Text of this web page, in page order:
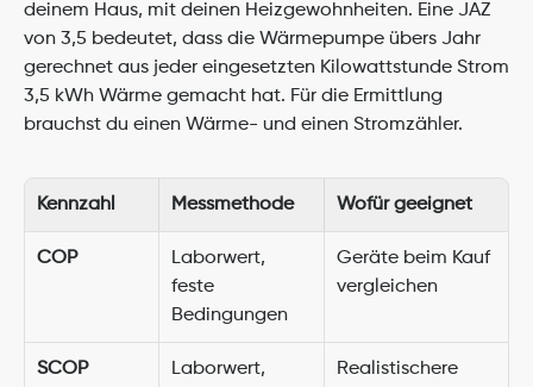
deinem Haus, mit deinen Heizgewohnheiten. Eine JAZ
von 3,5 bedeutet, dass die Wärmepumpe übers Jahr
gerechnet aus jeder eingesetzten Kilowattstunde Strom
3,5 kWh Wärme gemacht hat. Für die Ermittlung
brauchst du einen Wärme- und einen Stromzähler.
Kennzahl Messmethode Wofür geeignet
COP
Laborwert,
feste
Bedingungen
Geräte beim Kauf
vergleichen
SCOP
Laborwert,
Realistischere